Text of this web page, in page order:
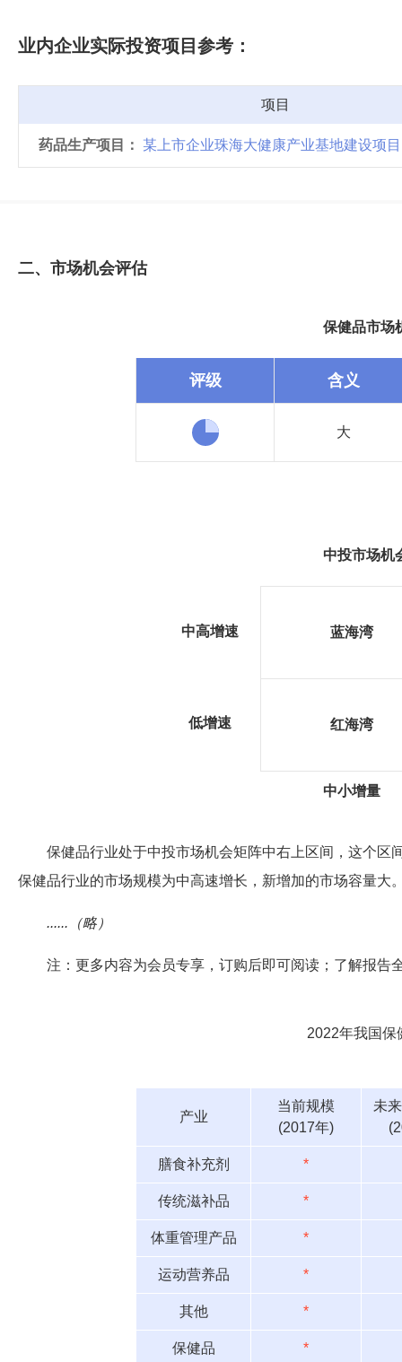
业内企业实际投资项目参考：
项目
药品生产项目： 某上市企业珠海大健康产业基地建设项目
二、市场机会评估
保健品市场
评级 含义
大
中投市场机
中高增速
低增速
蓝海湾
红海湾
中小增量
保健品行业处于中投市场机会矩阵中右上区间，这个区
保健品行业的市场规模为中高速增长，新增加的市场容量大
......（略）
注：更多内容为会员专享，订购后即可阅读；了解报告
2022年我国保
产业
当前规模
(2017年)
未
膳食补充剂 *
传统滋补品 *
体重管理产品 *
运动营养品 *
其他 *
保健品 *